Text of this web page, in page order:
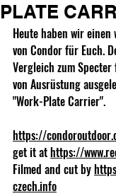
PLATE
Heute haben wir
von Condor für Euch.
Vergleich zum
von Ausrüstung
"Work-Plate Carrier".
https://
get it at https://
Filmed and cut by
czech.info